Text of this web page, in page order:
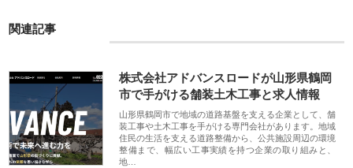
関連記事
株式会社アドバンスロードが山形県鶴岡
市で手がける舗装土木工事と求人情報
山形県鶴岡市で地域の道路基盤を支える企業として、舗
装工事や土木工事を手がける専門会社があります。地域
住民の生活を支える道路整備から、公共施設周辺の環境
整備まで、幅広い工事実績を持つ企業の取り組みと、
地…